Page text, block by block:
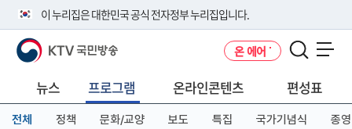
이 누리집은 대한민국 공식 전자정부 누리집입니다.
공식 누리집 주소 확인하기
니다.
이밖에 or.kr 또는 .kr등 다른 도메인 주소를 사용하고 있다면 아래 URL에
서 도메인 주소를 확인해 보세요
KTV 국민방송 온 에어
뉴스 프로그램 온라인콘텐츠 편성표
전체 정책 문화/교양 보도 특집 국가기념식 종영